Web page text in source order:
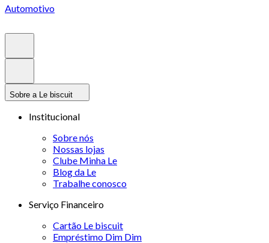
Automotivo
Sobre a Le biscuit
Institucional
Sobre nós
Nossas lojas
Clube Minha Le
Blog da Le
Trabalhe conosco
Serviço Financeiro
Cartão Le biscuit
Empréstimo Dim Dim